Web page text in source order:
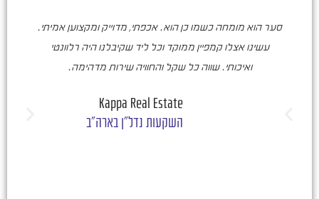
סער הוא מומחה כשמו כן הוא. אכפתי, מדוייק ומקצוען אמיתי.
עשינו אצלו קמפיין ממוקד וכל ליד שקיבלנו היה רלוונטי
ואיכותי. שווה כל שקל והחוויה שירות מדהימה.
Kappa Real Estate
השקעות נדל"ן בארה"ב